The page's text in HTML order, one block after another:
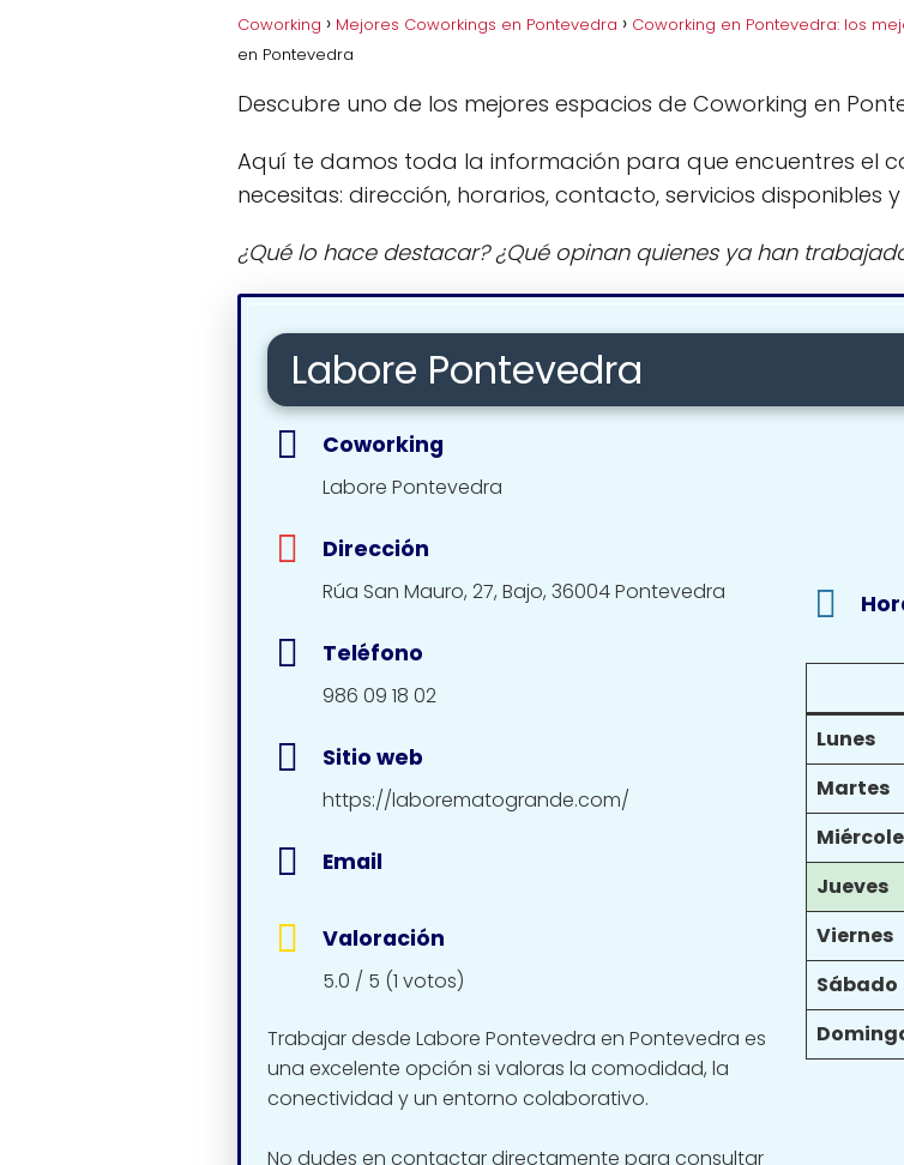
Coworking Mejores Coworkings en Pontevedra Coworking en Pontevedra: los
en Pontevedra
Descubre uno de los mejores espacios de Coworking en
Aquí te damos toda la información para que encuentres el
necesitas: dirección, horarios, contacto, servicios disponibles
¿Qué lo hace destacar? ¿Qué opinan quienes ya han
Labore Pontevedra
Coworking
Labore Pontevedra
Dirección
Rúa San Mauro, 27, Bajo, 36004 Pontevedra
Teléfono
986 09 18 02
Sitio web
https://laborematogrande.com/
Email
Valoración
5.0 / 5 (1 votos)
Trabajar desde Labore Pontevedra en Pontevedra es
una excelente opción si valoras la comodidad, la
conectividad y un entorno colaborativo.
No dudes en contactar directamente para consultar
Lunes
Martes
Jueves
Viernes
Sábado